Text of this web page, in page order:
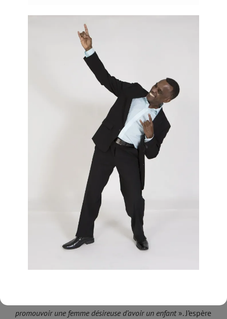
c’est comme ça. Tant que la nature exigera qu’on se mette
à deux pour faire des bambins, «
», pour nos ancêtres, pour ne pas disparaître, il
faudra donner vie à au moins deux êtres humains.
Restons du côté de chez Catherine. Dans le
de décembre 2025, l’Institut de
nous apprend que de 2021 à 2023,
l’indice de fécondité de la MRC de Longueuil était de
1,48 enfant. L’âge moyen de la mère était de 32,2 ans.
Catherine a 33 ans. On parle ici de fécondité tardive. De
ce fait, la probabilité que la «mèresse» ait un deuxième
poupon, si c’est son souhait, diminue avec l’âge auquel
elle donnera naissance à son premier nourrisson.
Tu m’as dit que tu n’avais jamais vu une politicienne
québécoise poser comme ça. Moi non plus. Tu m’as aussi
fait remarquer que ce sont surtout les vedettes qui
exposent leur grossesse dans les médias. Effectivement,
Patrick, tu as raison. Mais, tu admettras que cette image
de Catherine à la une de
, fracasse le tabou
promouvoir une femme désireuse d’avoir un enfant». J’espère